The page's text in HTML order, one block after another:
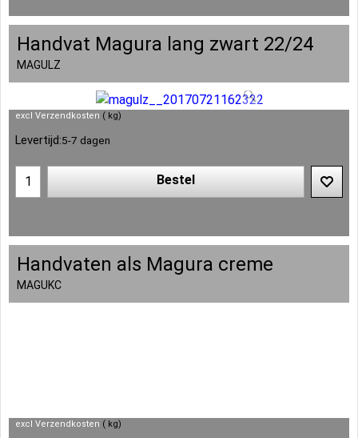
Handvat Magura lang zwart 22/24
MAGULZ
excl Verzendkosten kg
Levertijd:5-7 dagen
Bestel
Handvaten als Magura creme
MAGUKC
excl Verzendkosten kg